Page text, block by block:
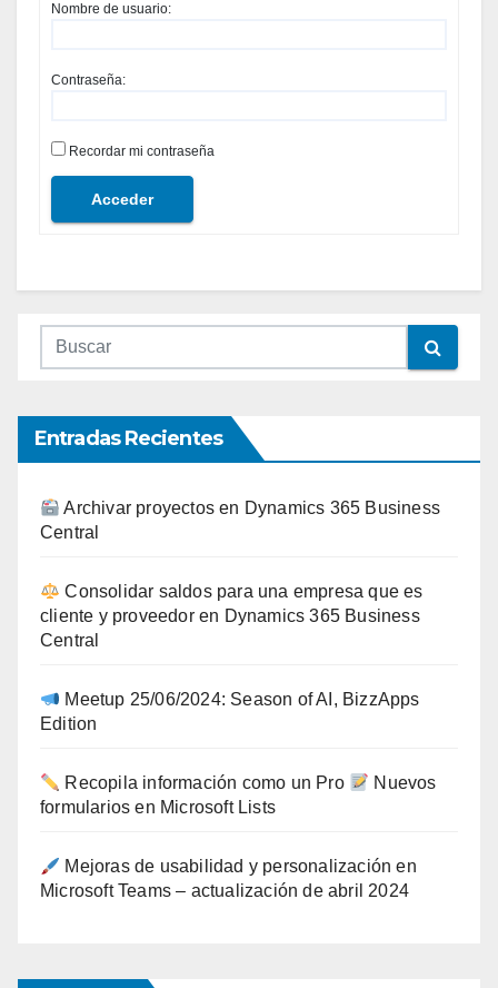
Nombre de usuario:
Contraseña:
Recordar mi contraseña
Acceder
Entradas Recientes
Archivar proyectos en Dynamics 365 Business
Central
Consolidar saldos para una empresa que es
cliente y proveedor en Dynamics 365 Business
Central
Meetup 25/06/2024: Season of AI, BizzApps
Edition
Recopila información como un Pro
Nuevos
formularios en Microsoft Lists
Mejoras de usabilidad y personalización en
Microsoft Teams – actualización de abril 2024